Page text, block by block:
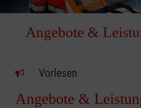
Angebote &
Vorlesen
Angebote &